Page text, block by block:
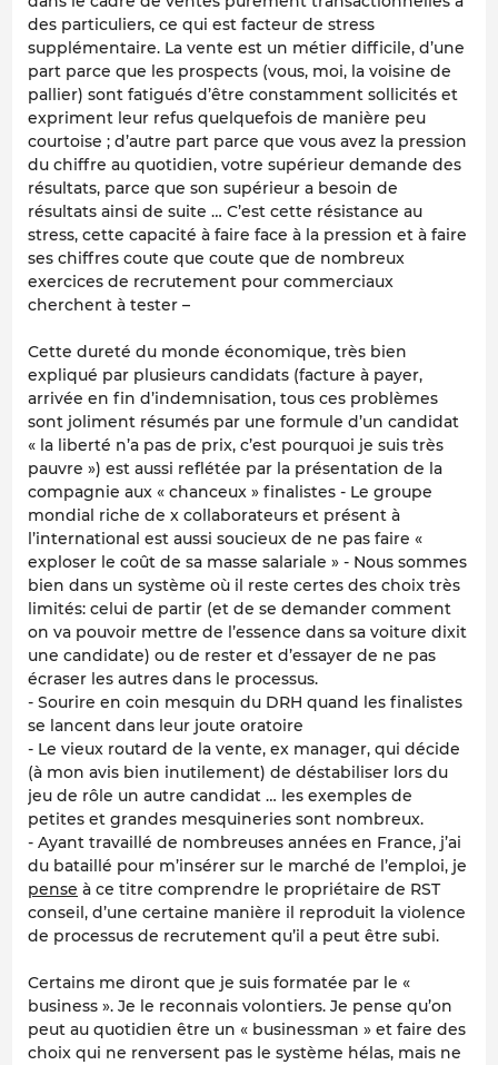
des particuliers, ce qui est facteur de stress
supplémentaire. La vente est un métier difficile, d’une
part parce que les prospects (vous, moi, la voisine de
pallier) sont fatigués d’être constamment sollicités et
expriment leur refus quelquefois de manière peu
courtoise ; d’autre part parce que vous avez la pression
du chiffre au quotidien, votre supérieur demande des
résultats, parce que son supérieur a besoin de
résultats ainsi de suite … C’est cette résistance au
stress, cette capacité à faire face à la pression et à faire
ses chiffres coute que coute que de nombreux
exercices de recrutement pour commerciaux
cherchent à tester –
Cette dureté du monde économique, très bien
expliqué par plusieurs candidats (facture à payer,
arrivée en fin d’indemnisation, tous ces problèmes
sont joliment résumés par une formule d’un candidat
« la liberté n’a pas de prix, c’est pourquoi je suis très
pauvre ») est aussi reflétée par la présentation de la
compagnie aux « chanceux » finalistes - Le groupe
mondial riche de x collaborateurs et présent à
l’international est aussi soucieux de ne pas faire «
exploser le coût de sa masse salariale » - Nous sommes
bien dans un système où il reste certes des choix très
limités: celui de partir (et de se demander comment
on va pouvoir mettre de l’essence dans sa voiture dixit
une candidate) ou de rester et d’essayer de ne pas
écraser les autres dans le processus.
- Sourire en coin mesquin du DRH quand les finalistes
se lancent dans leur joute oratoire
- Le vieux routard de la vente, ex manager, qui décide
(à mon avis bien inutilement) de déstabiliser lors du
jeu de rôle un autre candidat … les exemples de
petites et grandes mesquineries sont nombreux.
- Ayant travaillé de nombreuses années en France, j’ai
du bataillé pour m’insérer sur le marché de l’emploi, je
pense à ce titre comprendre le propriétaire de RST
conseil, d’une certaine manière il reproduit la violence
de processus de recrutement qu’il a peut être subi.
Certains me diront que je suis formatée par le «
business ». Je le reconnais volontiers. Je pense qu’on
peut au quotidien être un « businessman » et faire des
choix qui ne renversent pas le système hélas, mais ne